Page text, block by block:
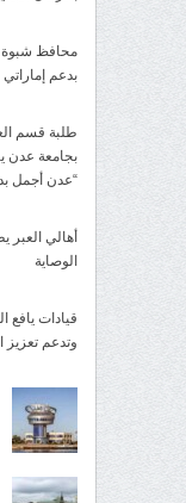
محافظ شبوة
بدعم إماراتي
طلبة قسم
بجامعة عدن
“عدن أجمل
أهالي العبر
الوصاية
قيادات يافع
وتدعم تعزيز